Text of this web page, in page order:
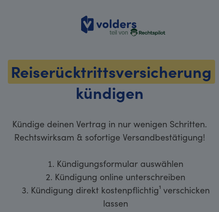
volders
Reiserücktrittsversicherung
kündigen
Kündige deinen Vertrag in nur wenigen Schritten.
Rechtswirksam & sofortige Versandbestätigung!
Kündigungsformular auswählen
Kündigung online unterschreiben
Kündigung direkt kostenpflichtig¹ verschicken
lassen